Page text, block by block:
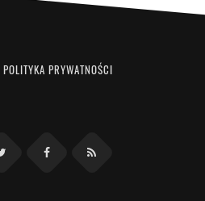
POLITYKA PRYWATNOŚCI
Twitter FacebookRSS